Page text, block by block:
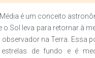
é um conceito
o Sol leva para retornar à
na Terra. Essa
de fundo e é